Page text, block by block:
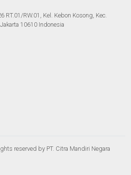
RT.01/RW.01, Kel. Kebon Kosong, Kec.
10610 Indonesia
reserved by PT. Citra Mandiri Negara